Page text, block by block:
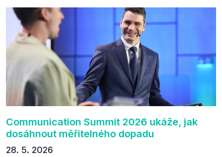
zúčastnit i příštího ročníku. „Příjemná konference,
výborný program, hezké prostory, Daniel Stach
absolutně nejlepší moderátor!!!“ Tak shrnul
Communication Summit jeden z 330 účastníků ve
své zpětné vazbě. Ta potvrdila, co bylo slyšet i
cítit po celý 9. červen v Pragovce – že ročník s
tématem „Od chaosu k dopadu“ se skutečně
povedl.
Communication Summit 2026 ukáže, jak
dosáhnout měřitelného dopadu
28. 5. 2026